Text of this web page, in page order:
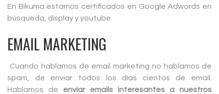
En Bikuma estamos certificados en Google Adwords en
búsqueda, display y youtube.
EMAIL MARKETING
Cuando hablamos de email marketing no hablamos de
spam, de enviar todos los días cientos de email.
Hablamos de enviar emails interesantes a nuestros